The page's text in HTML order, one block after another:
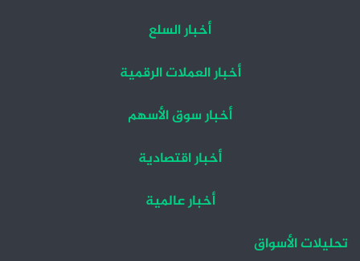
أخبار السلع
أخبار العملات الرقمية
أخبار سوق الأسهم
أخبار اقتصادية
أخبار عالمية
تحليلات الأسواق